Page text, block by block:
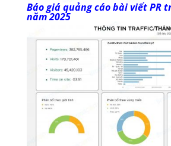
Báo giá quảng cáo bài viết PR
năm 2025